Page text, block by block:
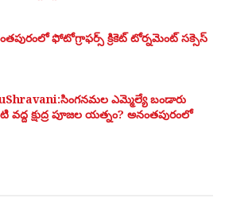
ఫోటోగ్రాఫర్స్ క్రికెట్ టోర్నమెంట్ సక్సెస్
ఎమ్మెల్యే బండారు
వద్ద క్షుద్ర పూజల యత్నం? అనంతపురంలో